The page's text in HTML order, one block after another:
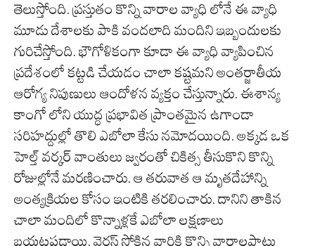
తెలుస్తోంది. ప్రస్తుతం కొన్ని వారాల వ్యాధి లోనే ఈ వ్యాధి
మూడు దేశాలకు పాకి వందలాది మందిని ఇబ్బందులకు
గురిచేస్తోంది. భౌగోళికంగా కూడా ఈ వ్యాధి వ్యాపించిన
ప్రదేశంలో కట్టడి చేయడం చాలా కష్టమని అంతర్జాతీయ
ఆరోగ్య నిపుణులు ఆందోళన వ్యక్తం చేస్తున్నారు. ఈశాన్య
కాంగో లోని యుద్ధ ప్రభావిత ప్రాంతమైన ఉగాండా
సరిహద్దుల్లో తొలి ఎబోలా కేసు నమోదయింది. అక్కడ ఒక
హెల్త్ వర్కర్ వాంతులు జ్వరంతో చికిత్స తీసుకొని కొన్ని
రోజుల్లోనే మరణించారు. ఆ తరువాత ఆ మృతదేహాన్ని
అంత్యక్రియల కోసం ఇంటికి తరలించారు. దానిని తాకిన
చాలా మందిలో కొన్నాళ్లకే ఎబోలా లక్షణాలు
బయటపడ్డాయి. వైరస్ సోకిన వారికి కొన్ని వారాలపాటు